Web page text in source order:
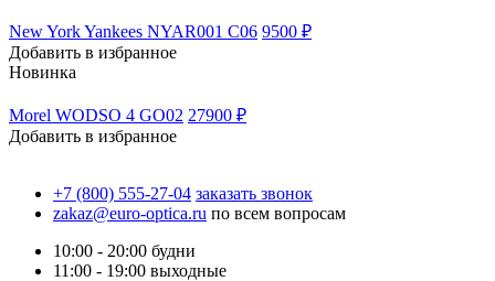
New York Yankees NYAR001 C06 9500 ₽
Добавить в избранное
Новинка
Morel WODSO 4 GO02 27900 ₽
Добавить в избранное
+7 (800) 555-27-04 заказать звонок
zakaz@euro-optica.ru по всем вопросам
10:00 - 20:00 будни
11:00 - 19:00 выходные